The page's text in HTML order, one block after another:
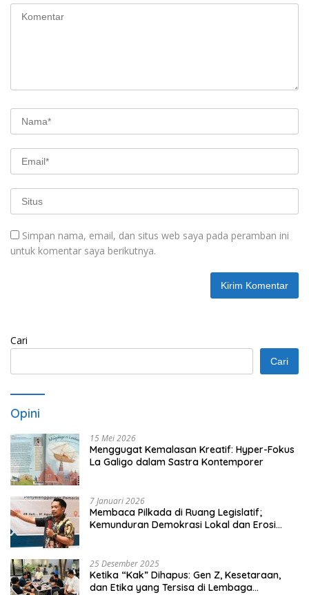
Simpan nama, email, dan situs web saya pada peramban ini
untuk komentar saya berikutnya.
Cari
Cari
Opini
15 Mei 2026
Menggugat Kemalasan Kreatif: Hyper-Fokus
La Galigo dalam Sastra Kontemporer
7 Januari 2026
Membaca Pilkada di Ruang Legislatif;
Kemunduran Demokrasi Lokal dan Erosi
25 Desember 2025
Ketika “Kak” Dihapus: Gen Z, Kesetaraan,
dan Etika yang Tersisa di Lembaga